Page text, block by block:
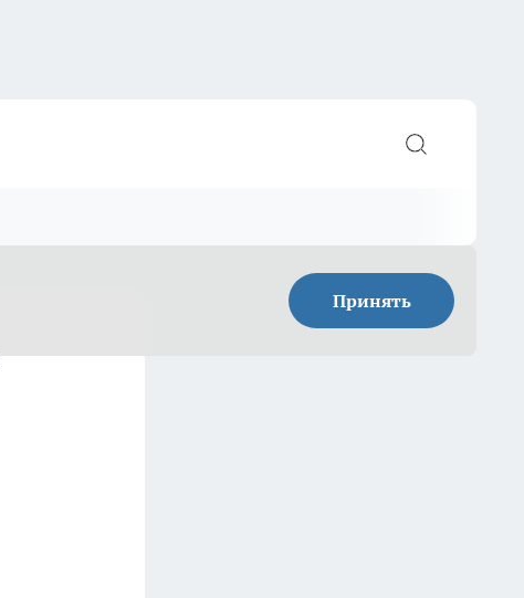
Принять